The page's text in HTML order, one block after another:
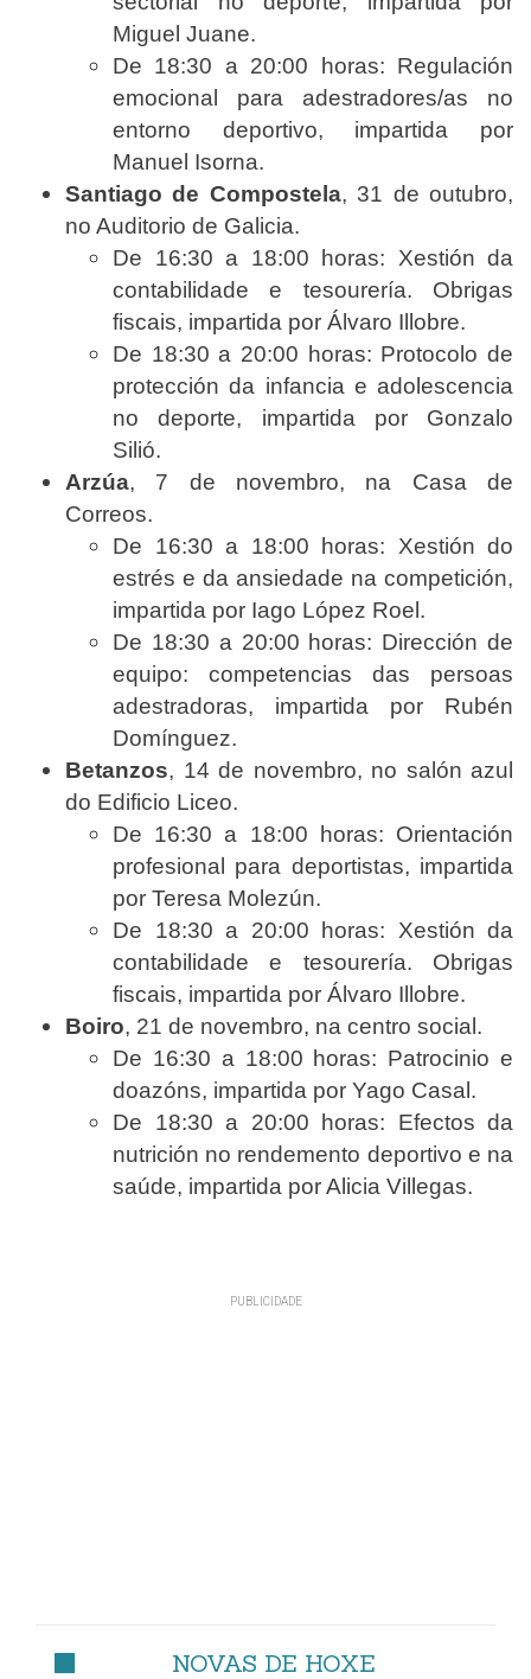
Miguel Juane.
De 18:30 a 20:00 horas: Regulación
emocional para adestradores/as no
entorno deportivo, impartida por
Manuel Isorna.
Santiago de Compostela, 31 de outubro,
no Auditorio de Galicia.
De 16:30 a 18:00 horas: Xestión da
contabilidade e tesourería. Obrigas
fiscais, impartida por Álvaro Illobre.
De 18:30 a 20:00 horas: Protocolo de
protección da infancia e adolescencia
no deporte, impartida por Gonzalo
Silió.
Arzúa, 7 de novembro, na Casa de
Correos.
De 16:30 a 18:00 horas: Xestión do
estrés e da ansiedade na competición,
impartida por Iago López Roel.
De 18:30 a 20:00 horas: Dirección de
equipo: competencias das persoas
adestradoras, impartida por Rubén
Domínguez.
Betanzos, 14 de novembro, no salón azul
do Edificio Liceo.
De 16:30 a 18:00 horas: Orientación
profesional para deportistas, impartida
por Teresa Molezún.
De 18:30 a 20:00 horas: Xestión da
contabilidade e tesourería. Obrigas
fiscais, impartida por Álvaro Illobre.
Boiro, 21 de novembro, na centro social.
De 16:30 a 18:00 horas: Patrocinio e
doazóns, impartida por Yago Casal.
De 18:30 a 20:00 horas: Efectos da
nutrición no rendemento deportivo e na
saúde, impartida por Alicia Villegas.
NOVAS DE HOXE